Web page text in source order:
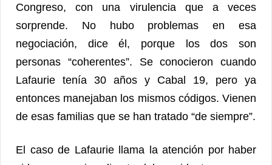
Congreso, con una virulencia que a veces
sorprende. No hubo problemas en esa
negociación, dice él, porque los dos son
personas “coherentes”. Se conocieron cuando
Lafaurie tenía 30 años y Cabal 19, pero ya
entonces manejaban los mismos códigos. Vienen
de esas familias que se han tratado “de siempre”.
El caso de Lafaurie llama la atención por haber